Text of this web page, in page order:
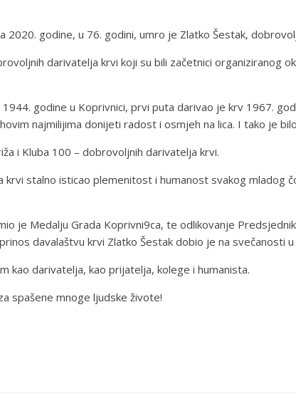
2020. godine, u 76. godini, umro je Zlatko Šestak,
darivatelja krvi koji su bili začetnici organiziranog
godine u Koprivnici, prvi puta darivao je krv 1967.
najmilijima donijeti radost i osmjeh na lica. I tako je
i Kluba 100 – dobrovoljnih darivatelja krvi.
stalno isticao plemenitost i humanost svakog mladog
je Medalju Grada Koprivni9ca, te odlikovanje
davalaštvu krvi Zlatko Šestak dobio je na
kao darivatelja, kao prijatelja, kolege i humanista.
spašene mnoge ljudske živote!